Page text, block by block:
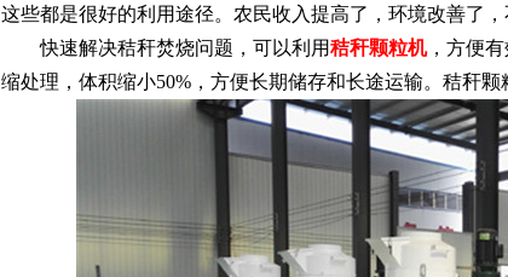
这些都是很好的利用途径。农民收入提高了，环境改善了
快速解决秸秆焚烧问题，可以利用秸秆颗粒机，方便有
缩处理，体积缩小50%，方便长期储存和长途运输。秸秆